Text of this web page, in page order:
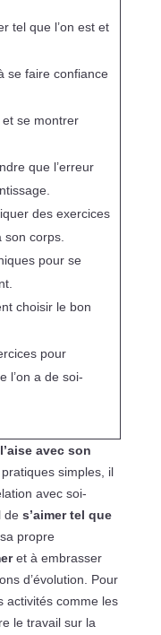
tel que l’on est et
se faire confiance
se montrer
que l’erreur
des exercices
corps.
pour se
choisir le bon
pour
l’on a de soi-
avec son
simples, il
avec soi-
de s’aimer tel que
propre
et à embrasser
d’évolution. Pour
activités comme les
le travail sur la